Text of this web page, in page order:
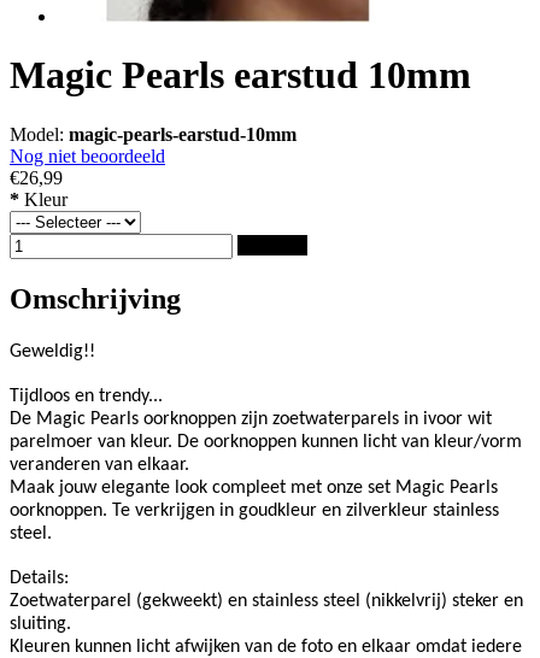
Magic Pearls earstud 10mm
Model: magic-pearls-earstud-10mm
Nog niet beoordeeld
€26,99
* Kleur
Omschrijving
Geweldig!!
Tijdloos en trendy...
De Magic Pearls oorknoppen zijn zoetwaterparels in ivoor wit
parelmoer van kleur. De oorknoppen kunnen licht van kleur/vorm
veranderen van elkaar.
Maak jouw elegante look compleet met onze set Magic Pearls
oorknoppen. Te verkrijgen in goudkleur en zilverkleur stainless
steel.
Details:
Zoetwaterparel (gekweekt) en stainless steel (nikkelvrij) steker en
sluiting.
Kleuren kunnen licht afwijken van de foto en elkaar omdat iedere